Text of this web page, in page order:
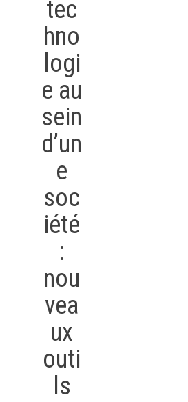
tec
hno
logi
e au
sein
d’un
e
soc
iété
:
nou
vea
ux
outi
ls